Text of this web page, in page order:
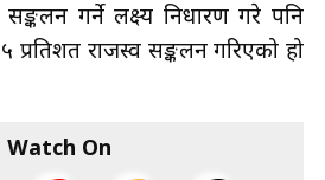
गर्ने लक्ष्य निर्धारण गरे पनि
राजस्व सङ्कलन गरिएको हो
Watch On